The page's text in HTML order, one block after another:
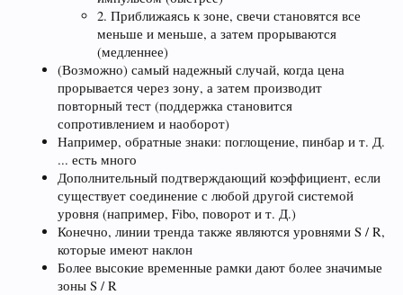
2. Приближаясь к зоне, свечи становятся все
меньше и меньше, а затем прорываются
(медленнее)
(Возможно) самый надежный случай, когда цена
прорывается через зону, а затем производит
повторный тест (поддержка становится
сопротивлением и наоборот)
Например, обратные знаки: поглощение, пинбар и т. Д.
... есть много
Дополнительный подтверждающий коэффициент, если
существует соединение с любой другой системой
уровня (например, Fibo, поворот и т. Д.)
Конечно, линии тренда также являются уровнями S / R,
которые имеют наклон
Более высокие временные рамки дают более значимые
зоны S / R